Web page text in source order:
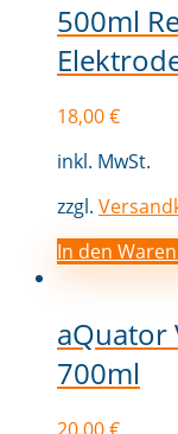
500ml
18,00€
inkl. MwSt.
zzgl.
In den
aQuator
700ml